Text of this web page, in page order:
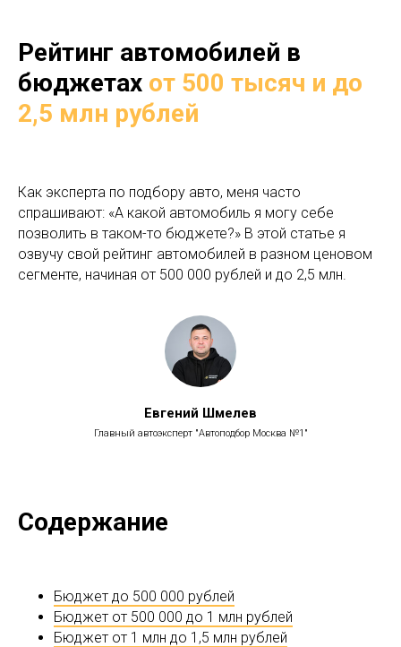
Рейтинг автомобилей в
бюджетах от 500 тысяч и до
2,5 млн рублей
Как эксперта по подбору авто, меня часто
спрашивают: «А какой автомобиль я могу себе
позволить в таком-то бюджете?» В этой статье я
озвучу свой рейтинг автомобилей в разном ценовом
сегменте, начиная от 500 000 рублей и до 2,5 млн.
Евгений Шмелев
Главный автоэксперт "Автоподбор Москва №1"
Содержание
Бюджет до 500 000 рублей
Бюджет от 500 000 до 1 млн рублей
Бюджет от 1 млн до 1,5 млн рублей